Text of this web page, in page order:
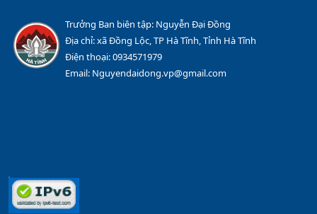
Trưởng Ban biên tập: Nguyễn Đại Đồng
Địa chỉ: xã Đồng Lộc, TP Hà Tĩnh, Tỉnh Hà Tĩnh
Điện thoại: 0934571979
Email: Nguyendaidong.vp@gmail.com